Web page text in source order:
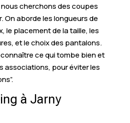
cherchons des coupes
On aborde les longueurs de
le placement de la taille, les
et le choix des pantalons.
ce qui tombe bien et
associations, pour éviter les
à Jarny